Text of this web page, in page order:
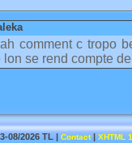
ah comment c tropo
lon se rend compte
08/2026 TL |Contact|XHTML